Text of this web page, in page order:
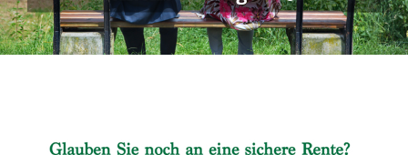
Versicherungsberatung